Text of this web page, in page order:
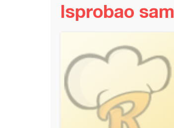
Isprobao sam